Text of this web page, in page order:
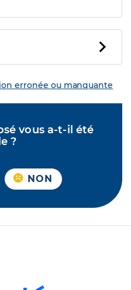
erronée ou manquante
vous a-t-il été
?
NON